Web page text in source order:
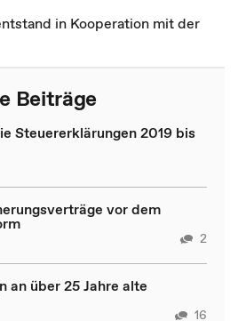
in Kooperation mit der
Beiträge
Steuererklärungen 2019 bis
vor dem
2
an über 25 Jahre alte
16